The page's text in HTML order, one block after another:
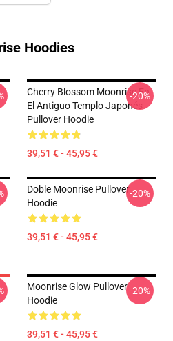
Hoodies
Cherry Blossom Moonrise En
El Antiguo Templo Japonés
Pullover Hoodie
39,51 € - 45,95 €
-20%
Doble Moonrise Pullover
Hoodie
39,51 € - 45,95 €
-20%
Moonrise Glow Pullover
Hoodie
39,51 € - 45,95 €
-20%